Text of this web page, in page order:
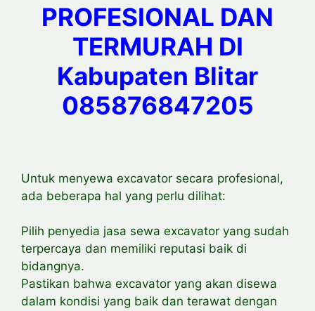
PROFESIONAL DAN
TERMURAH DI
Kabupaten Blitar
085876847205
Untuk menyewa excavator secara profesional,
ada beberapa hal yang perlu dilihat:
Pilih penyedia jasa sewa excavator yang sudah
terpercaya dan memiliki reputasi baik di
bidangnya.
Pastikan bahwa excavator yang akan disewa
dalam kondisi yang baik dan terawat dengan